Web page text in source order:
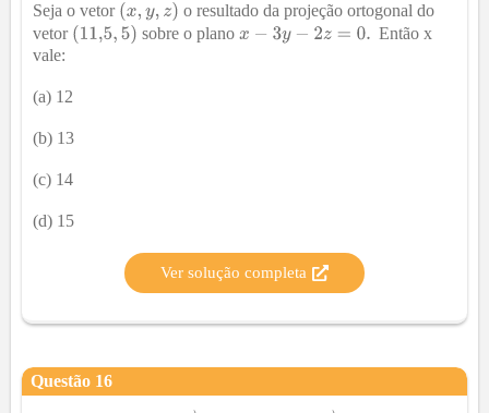
Seja o vetor
o resultado da projeção ortogonal do
vetor
sobre o plano
Então x
vale:
(a) 12
(b) 13
(c) 14
(d) 15
Ver solução completa
Questão 16